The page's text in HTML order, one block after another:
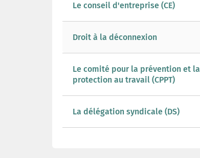
Le conseil d'entreprise (CE)
Droit à la déconnexion
Le comité pour la prévention et la
protection au travail (CPPT)
La délégation syndicale (DS)